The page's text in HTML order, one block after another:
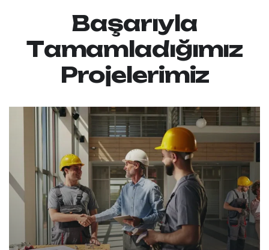
Başarıyla
Tamamladığımız
Projelerimiz